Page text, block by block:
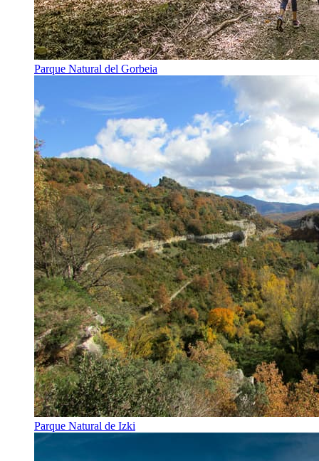
Parque Natural del Gorbeia
Parque Natural de Izki